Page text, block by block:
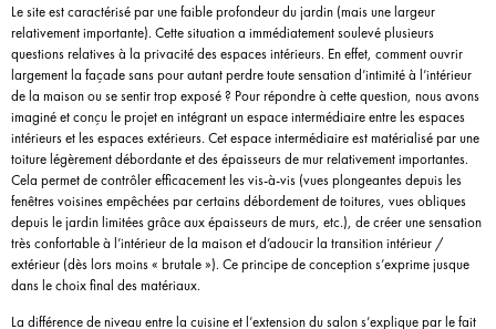
Le site est caractérisé par une faible profondeur du jardin (mais une largeur
relativement importante). Cette situation a immédiatement soulevé plusieurs
questions relatives à la privacité des espaces intérieurs. En effet, comment ouvrir
largement la façade sans pour autant perdre toute sensation d’intimité à l’intérieur
de la maison ou se sentir trop exposé ? Pour répondre à cette question, nous avons
imaginé et conçu le projet en intégrant un espace intermédiaire entre les espaces
intérieurs et les espaces extérieurs. Cet espace intermédiaire est matérialisé par une
toiture légèrement débordante et des épaisseurs de mur relativement importantes.
Cela permet de contrôler efficacement les vis-à-vis (vues plongeantes depuis les
fenêtres voisines empêchées par certains débordement de toitures, vues obliques
depuis le jardin limitées grâce aux épaisseurs de murs, etc.), de créer une sensation
très confortable à l’intérieur de la maison et d’adoucir la transition intérieur /
extérieur (dès lors moins « brutale »). Ce principe de conception s’exprime jusque
dans le choix final des matériaux.
La différence de niveau entre la cuisine et l’extension du salon s’explique par le fait